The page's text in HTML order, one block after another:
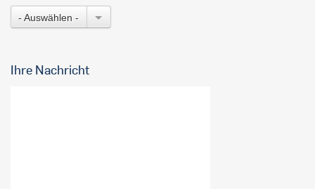
- Auswählen -
Ihre Nachricht